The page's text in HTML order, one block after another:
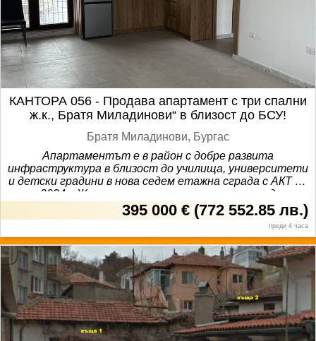
395 000 € (772 552.85 лв.)
преди 4 часа
КАНТОРА 056 - Продава апартамент с три спални
ж.к., Братя Миладинови“ в близост до БСУ!
Братя Миладинови, Бургас
Апартаментът е в район с добре развита
инфраструктура в близост до училища, университети
и детски градини в нова седем етажна сграда с АКТ 16
от 2024г. Жилището е разположено на последния
етаж като в сградата има и подземен гараж с широко
маневрено хале и асансьор за автомобили (предвиден
за джипове и леки коли с по-големи габарити).
Апартаментът разполага с три спални като две от
тях са на първо ниво, баня с тоалетна, просторен
дневен тракт с кухненска част и две тераси. На второ
ниво е разположена голяма родителска спалня със
самостоятелна баня с тоалетна и излаз на покривна
тераса с площ от 50 кв.м. (бонус). Жилището е
модерно обзаведено и търси своите първи
собственици.